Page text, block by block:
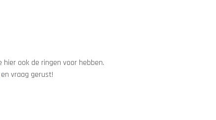
hier ook de ringen voor hebben.
en vraag gerust!